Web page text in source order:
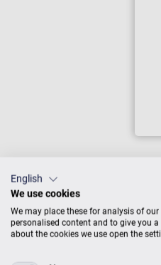
English
We use cookies
We may place these for analysis of
personalised content and to give you
about the cookies we use open the